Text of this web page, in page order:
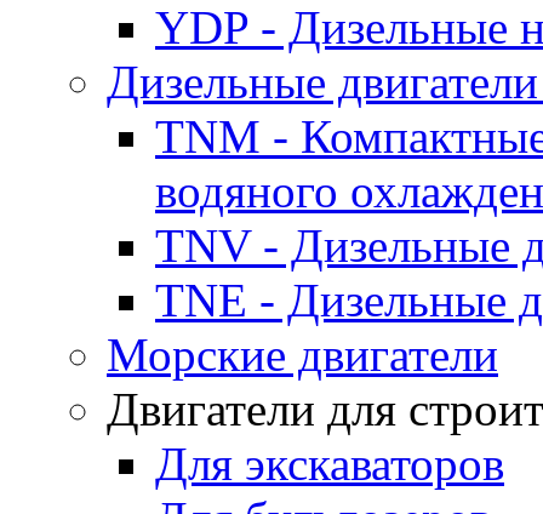
YDP - Дизельные
Дизельные
TNM -
водяного
TNV - Дизельные
TNE - Дизельные
Морские двигатели
Двигатели для
Для экскаваторов